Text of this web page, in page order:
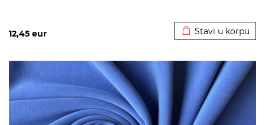
12,45 eur Stavi u korpu